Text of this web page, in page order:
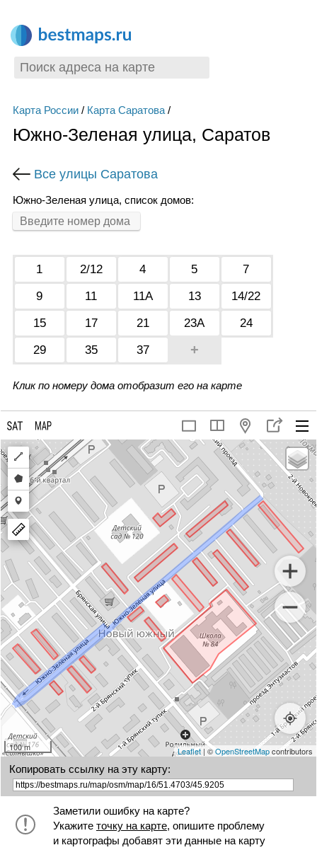
Карта России/ Карта Саратова/
Южно-Зеленая улица, Саратов
Все улицы Саратова
Южно-Зеленая улица, список домов:
1 2/12 4 5
7
9
11 11А 13
14/22
15
17 21 23А
24
29
35 37 +
Клик по номеру дома отобразит его на карте
Draw
a
polyline
Draw
a
polygon
Draw
a
marker
100 m Leaflet| ©OpenStreetMapcontributors
Копировать ссылку на эту карту:
Заметили ошибку на карте?
Укажите точку на карте, опишите проблему
и картографы добавят эти данные на карту